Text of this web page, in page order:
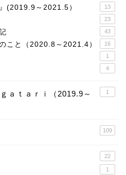
(2019.9～2021.5） 13
23
43
こと（2020.8～2021.4） 16
1
4
ａｔａｒｉ（2019.9～
1
109
22
1